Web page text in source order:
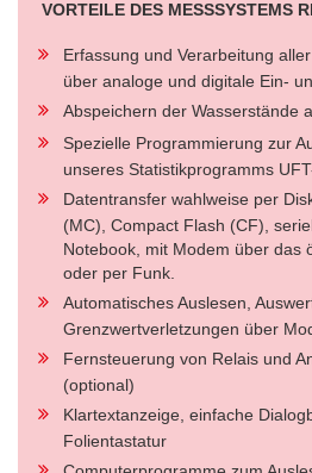
VORTEILE DES MESSSYSTEMS
Erfassung und Verarbeitung
über analoge und digitale Ein-
Abspeichern der Wasserstände
Spezielle Programmierung zur
unseres Statistikprogramms
Datentransfer wahlweise per
(MC), Compact Flash (CF),
Notebook, mit Modem über das
oder per Funk.
Automatisches Auslesen,
Grenzwertverletzungen über
Fernsteuerung von Relais und
(optional)
Klartextanzeige, einfache
Folientastatur